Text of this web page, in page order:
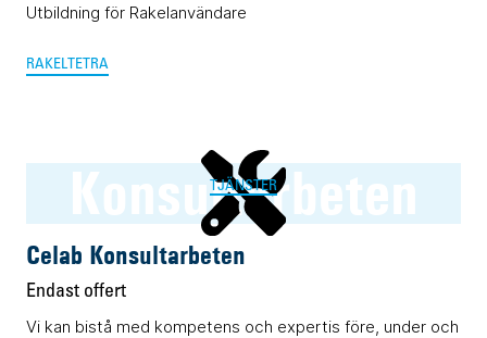
Utbildning för Rakelanvändare
RAKELTETRA
Konsultarbeten
TJÄNSTER
Celab Konsultarbeten
Endast offert
Vi kan bistå med kompetens och expertis före, under och